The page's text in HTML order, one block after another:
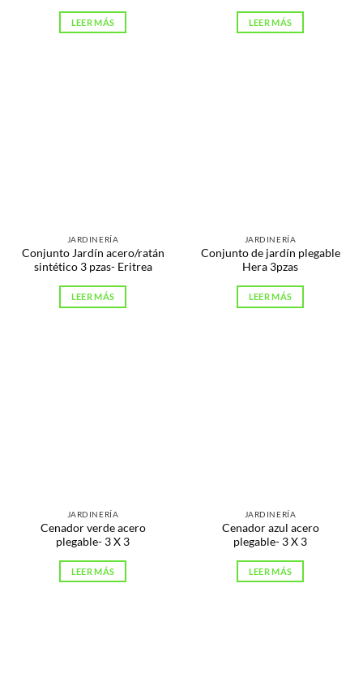
LEER MÁS LEER MÁS
JARDINERÍA
Conjunto Jardín acero/ratán
sintético 3 pzas- Eritrea
LEER MÁS
JARDINERÍA
Conjunto de jardín plegable
Hera 3pzas
LEER MÁS
JARDINERÍA
Cenador verde acero
plegable- 3 X 3
LEER MÁS
JARDINERÍA
Cenador azul acero
plegable- 3 X 3
LEER MÁS